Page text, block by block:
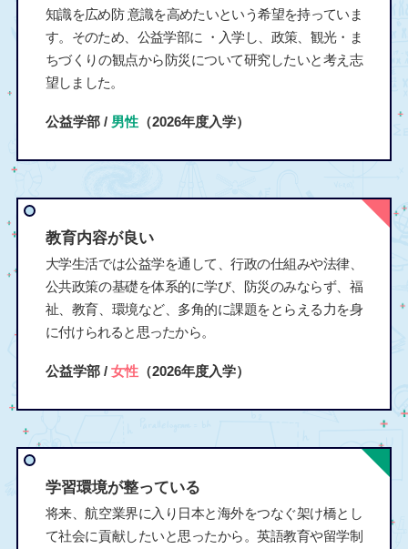
知識を広め防 意識を高めたいという希望を持っていま
す。そのため、公益学部に ・入学し、政策、観光・ま
ちづくりの観点から防災について研究したいと考え志
望しました。
公益学部 / 男性（2026年度入学）
教育内容が良い
大学生活では公益学を通して、行政の仕組みや法律、
公共政策の基礎を体系的に学び、防災のみならず、福
祉、教育、環境など、多角的に課題をとらえる力を身
に付けられると思ったから。
公益学部 / 女性（2026年度入学）
学習環境が整っている
将来、航空業界に入り日本と海外をつなぐ架け橋とし
て社会に貢献したいと思ったから。英語教育や留学制